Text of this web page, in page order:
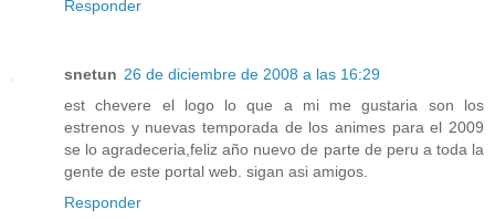
Responder
snetun 26 de diciembre de 2008 a las 16:29
est chevere el logo lo que a mi me gustaria son los
estrenos y nuevas temporada de los animes para el 2009
se lo agradeceria,feliz año nuevo de parte de peru a toda la
gente de este portal web. sigan asi amigos.
Responder